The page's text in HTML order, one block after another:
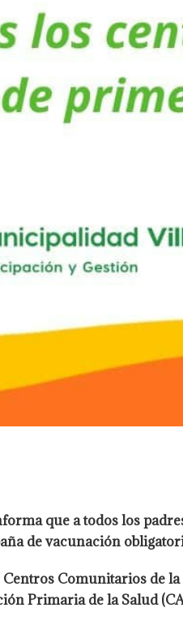
que a todos los
de vacunación
Comunitarios de
Primaria de la Salud